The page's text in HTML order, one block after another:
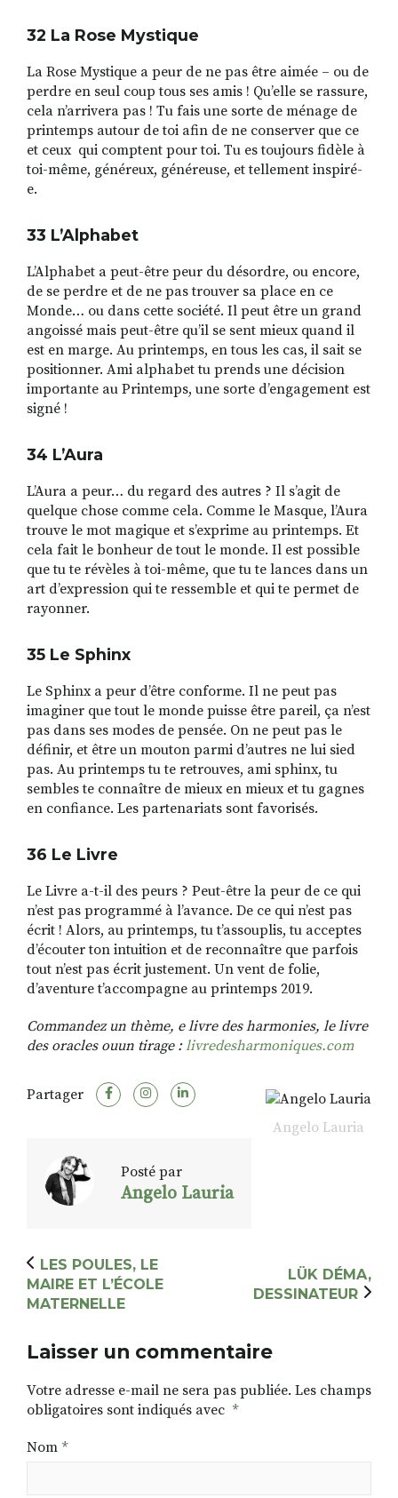
32 La Rose Mystique
La Rose Mystique a peur de ne pas être aimée – ou de
perdre en seul coup tous ses amis ! Qu’elle se rassure,
cela n’arrivera pas ! Tu fais une sorte de ménage de
printemps autour de toi afin de ne conserver que ce
et ceux qui comptent pour toi. Tu es toujours fidèle à
toi-même, généreux, généreuse, et tellement inspiré-
e.
33 L’Alphabet
L’Alphabet a peut-être peur du désordre, ou encore,
de se perdre et de ne pas trouver sa place en ce
Monde… ou dans cette société. Il peut être un grand
angoissé mais peut-être qu’il se sent mieux quand il
est en marge. Au printemps, en tous les cas, il sait se
positionner. Ami alphabet tu prends une décision
importante au Printemps, une sorte d’engagement est
signé !
34 L’Aura
L’Aura a peur… du regard des autres ? Il s’agit de
quelque chose comme cela. Comme le Masque, l’Aura
trouve le mot magique et s’exprime au printemps. Et
cela fait le bonheur de tout le monde. Il est possible
que tu te révèles à toi-même, que tu te lances dans un
art d’expression qui te ressemble et qui te permet de
rayonner.
35 Le Sphinx
Le Sphinx a peur d’être conforme. Il ne peut pas
imaginer que tout le monde puisse être pareil, ça n’est
pas dans ses modes de pensée. On ne peut pas le
définir, et être un mouton parmi d’autres ne lui sied
pas. Au printemps tu te retrouves, ami sphinx, tu
sembles te connaître de mieux en mieux et tu gagnes
en confiance. Les partenariats sont favorisés.
36 Le Livre
Le Livre a-t-il des peurs ? Peut-être la peur de ce qui
n’est pas programmé à l’avance. De ce qui n’est pas
écrit ! Alors, au printemps, tu t’assouplis, tu acceptes
d’écouter ton intuition et de reconnaître que parfois
tout n’est pas écrit justement. Un vent de folie,
d’aventure t’accompagne au printemps 2019.
Commandez un thème, e livre des harmonies, le livre
des oracles ouun tirage :livredesharmoniques.com
Angelo Lauria
Partager
Posté par
Angelo Lauria
LES POULES, LE
MAIRE ET L’ÉCOLE
MATERNELLE
LÜK DÉMA,
DESSINATEUR
Laisser un commentaire
Votre adresse e-mail ne sera pas publiée. Les champs
obligatoires sont indiqués avec *
Nom *